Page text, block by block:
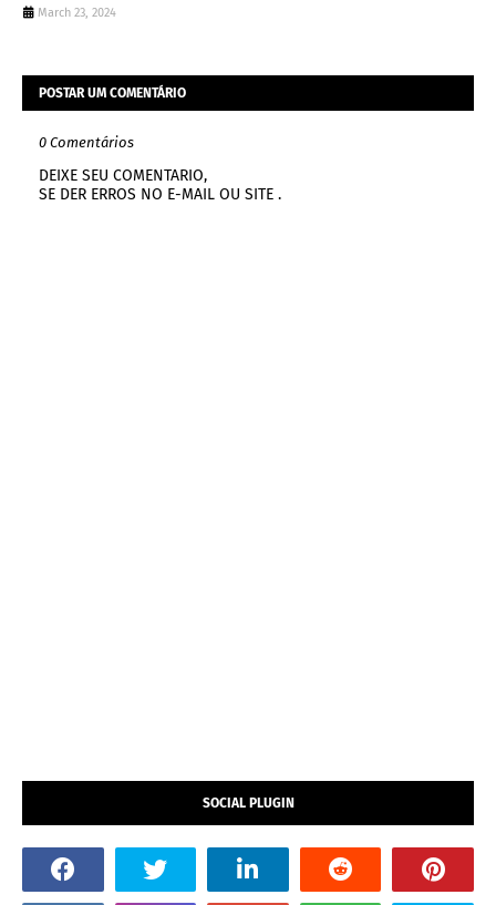
March 23, 2024
POSTAR UM COMENTÁRIO
0 Comentários
DEIXE SEU COMENTARIO,
SE DER ERROS NO E-MAIL OU SITE .
SOCIAL PLUGIN